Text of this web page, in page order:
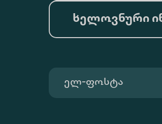
ხელოვნური